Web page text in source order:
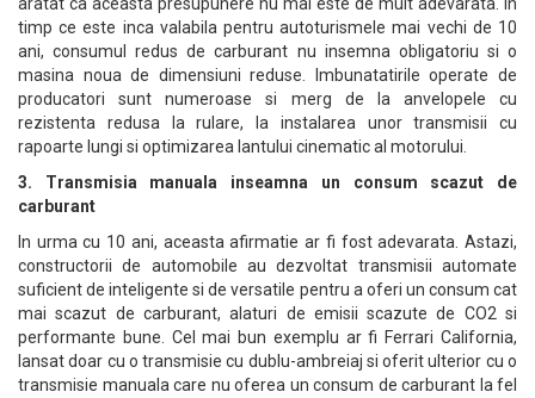
timp ce este inca valabila pentru autoturismele mai vechi de 10
ani, consumul redus de carburant nu insemna obligatoriu si o
masina noua de dimensiuni reduse. Imbunatatirile operate de
producatori sunt numeroase si merg de la anvelopele cu
rezistenta redusa la rulare, la instalarea unor transmisii cu
rapoarte lungi si optimizarea lantului cinematic al motorului.
3. Transmisia manuala inseamna un consum scazut de
carburant
In urma cu 10 ani, aceasta afirmatie ar fi fost adevarata. Astazi,
constructorii de automobile au dezvoltat transmisii automate
suficient de inteligente si de versatile pentru a oferi un consum cat
mai scazut de carburant, alaturi de emisii scazute de CO2 si
performante bune. Cel mai bun exemplu ar fi Ferrari California,
lansat doar cu o transmisie cu dublu-ambreiaj si oferit ulterior cu o
transmisie manuala care nu oferea un consum de carburant la fel